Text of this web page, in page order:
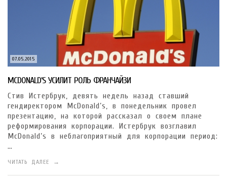
07.05.2015
MCDONALD’S УСИЛИТ РОЛЬ ФРАНЧАЙЗИ
Стив Истербрук, девять недель назад ставший
гендиректором McDonald’s, в понедельник провел
презентацию, на которой рассказал о своем плане
реформирования корпорации. Истербрук возглавил
McDonald’s в неблагоприятный для корпорации период:
…
ЧИТАТЬ ДАЛЕЕ →